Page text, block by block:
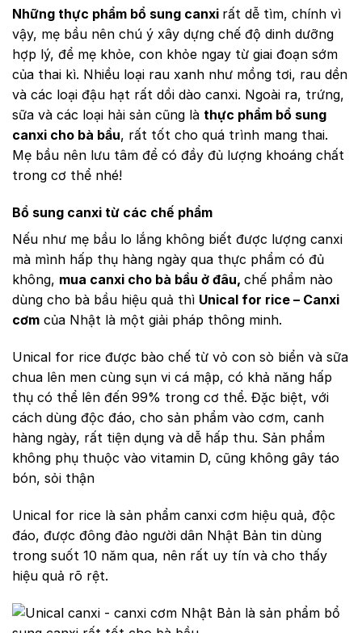
Những thực phẩm bổ sung canxi rất dễ tìm, chính vì
vậy, mẹ bầu nên chú ý xây dựng chế độ dinh dưỡng
hợp lý, để mẹ khỏe, con khỏe ngay từ giai đoạn sớm
của thai kì. Nhiều loại rau xanh như mồng tơi, rau dền
và các loại đậu hạt rất dồi dào canxi. Ngoài ra, trứng,
sữa và các loại hải sản cũng là thực phẩm bổ sung
canxi cho bà bầu, rất tốt cho quá trình mang thai.
Mẹ bầu nên lưu tâm để có đầy đủ lượng khoáng chất
trong cơ thể nhé!
Bổ sung canxi từ các chế phẩm
Nếu như mẹ bầu lo lắng không biết được lượng canxi
mà mình hấp thụ hàng ngày qua thực phẩm có đủ
không, mua canxi cho bà bầu ở đâu, chế phẩm nào
dùng cho bà bầu hiệu quả thì Unical for rice – Canxi
cơm của Nhật là một giải pháp thông minh.
Unical for rice được bào chế từ vỏ con sò biển và sữa
chua lên men cùng sụn vi cá mập, có khả năng hấp
thụ có thể lên đến 99% trong cơ thể. Đặc biệt, với
cách dùng độc đáo, cho sản phẩm vào cơm, canh
hàng ngày, rất tiện dụng và dễ hấp thu. Sản phẩm
không phụ thuộc vào vitamin D, cũng không gây táo
bón, sỏi thận
Unical for rice là sản phẩm canxi cơm hiệu quả, độc
đáo, được đông đảo người dân Nhật Bản tin dùng
trong suốt 10 năm qua, nên rất uy tín và cho thấy
hiệu quả rõ rệt.